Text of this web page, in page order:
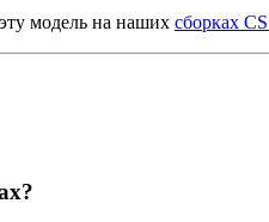
модель на наших сборках